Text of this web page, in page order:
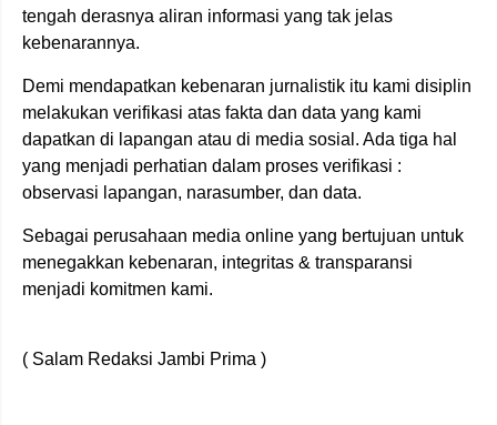
tengah derasnya aliran informasi yang tak jelas
kebenarannya.
Demi mendapatkan kebenaran jurnalistik itu kami disiplin
melakukan verifikasi atas fakta dan data yang kami
dapatkan di lapangan atau di media sosial. Ada tiga hal
yang menjadi perhatian dalam proses verifikasi :
observasi lapangan, narasumber, dan data.
Sebagai perusahaan media online yang bertujuan untuk
menegakkan kebenaran, integritas & transparansi
menjadi komitmen kami.
( Salam Redaksi Jambi Prima )